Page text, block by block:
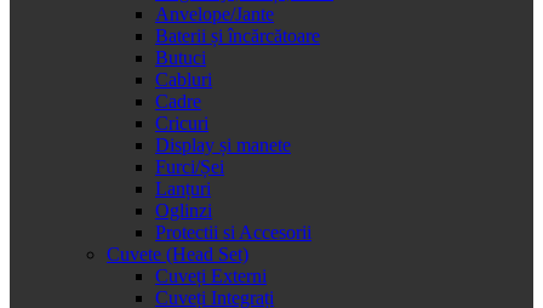
Anvelope/Jante
Baterii și încărcătoare
Butuci
Cabluri
Cadre
Cricuri
Display și manete
Furci/Șei
Lanțuri
Oglinzi
Protectii si Accesorii
Cuvete (Head Set)
Cuveți Externi
Cuveți Integrați